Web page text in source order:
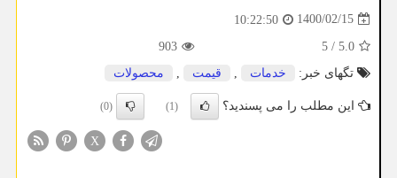
1400/02/15
10:22:50
5.0
/
5
903
تگهای خبر:
خدمات قیمت محصولات
این مطلب را می پسندید؟ (1)
(0)
X